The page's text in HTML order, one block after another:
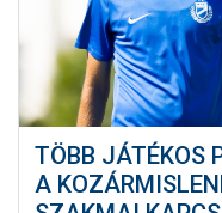
TÖBB JÁTÉKOS
A